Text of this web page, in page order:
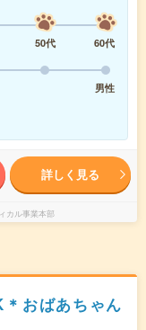
50代
60代
男性
詳しく見る
カル事業本部
おばあちゃん